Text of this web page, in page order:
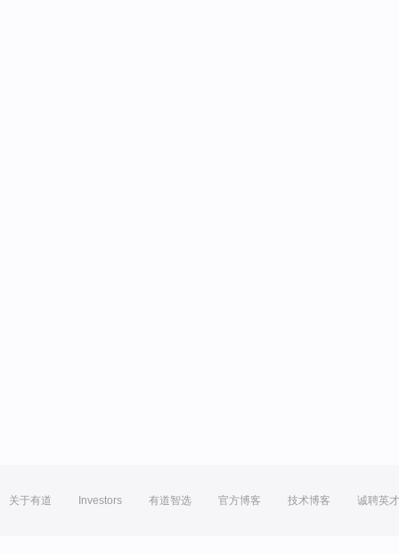
关于有道 Investors 有道智选 官方博客 技术博客 诚聘英才